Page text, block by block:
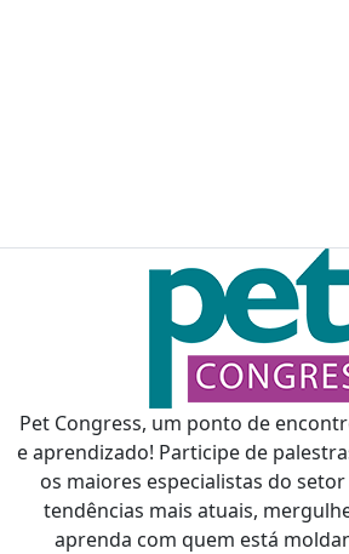
Pet Congress, um ponto de
e aprendizado! Participe de
os maiores especialistas do
tendências mais atuais,
aprenda com quem está